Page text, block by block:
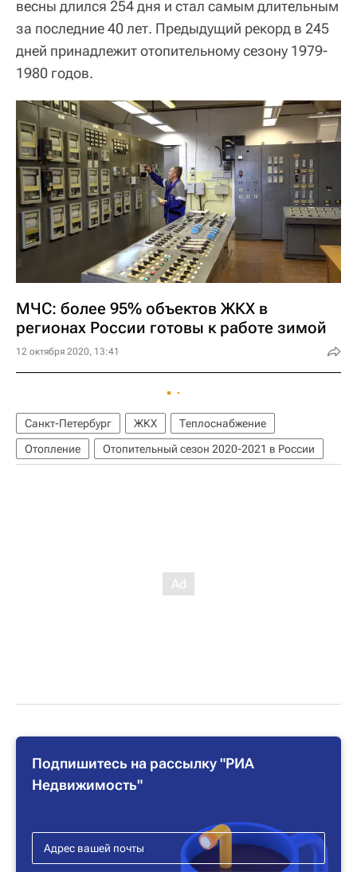
весны длился 254 дня и стал самым длительным
за последние 40 лет. Предыдущий рекорд в 245
дней принадлежит отопительному сезону 1979-
1980 годов.
МЧС: более 95% объектов ЖКХ в
регионах России готовы к работе зимой
12 октября 2020, 13:41
Санкт-Петербург ЖКХ
Теплоснабжение
Отопление
Отопительный сезон 2020-2021 в России
Подпишитесь на рассылку "РИА
Недвижимость"